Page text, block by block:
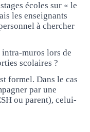
écoles sur « le
les enseignants
à chercher
muros lors de
scolaires ?
formel. Dans le cas
par une
ou parent), celui-